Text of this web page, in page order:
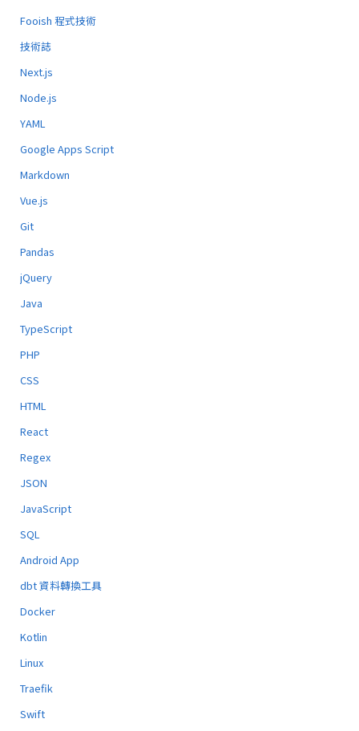
Fooish 程式技術
技術誌
Next.js
Node.js
YAML
Google Apps Script
Markdown
Vue.js
Git
Pandas
jQuery
Java
TypeScript
PHP
CSS
HTML
React
Regex
JSON
JavaScript
SQL
Android App
dbt 資料轉換工具
Docker
Kotlin
Linux
Traefik
Swift